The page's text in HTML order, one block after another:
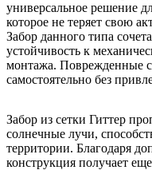
универсальное решение
которое не теряет свою
Забор данного типа
устойчивость к
монтажа. Поврежденные
самостоятельно без
Забор из сетки Гиттер
солнечные лучи,
территории. Благодаря
конструкция получает